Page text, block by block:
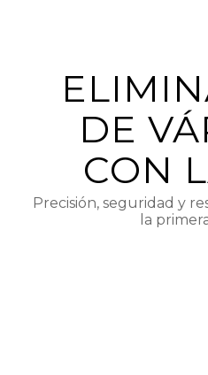
DE
CON
Precisión, seguridad y
la